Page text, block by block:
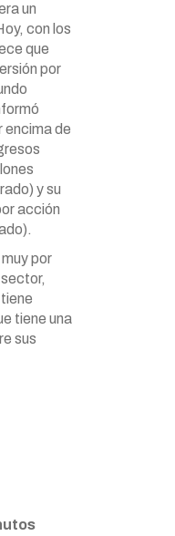
un
con los
que
por
encima de
y su
acción
por
tiene una
sus